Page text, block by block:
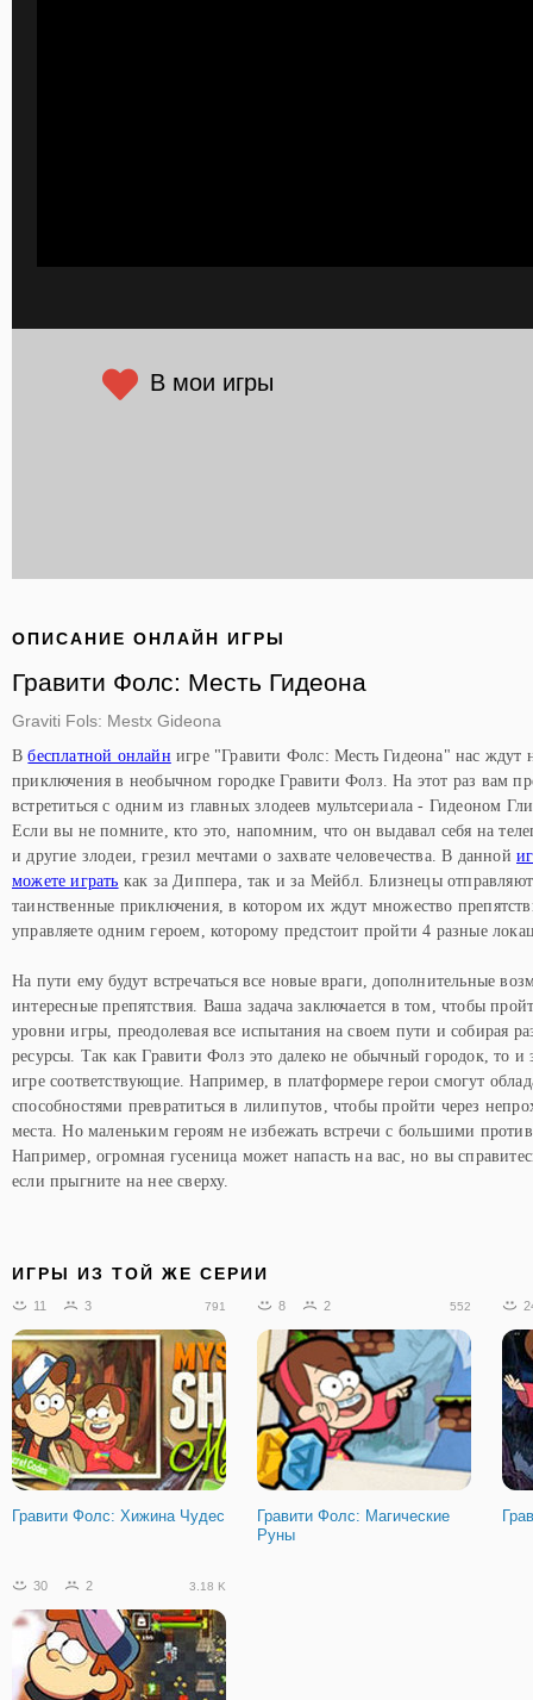
В мои игры
ОПИСАНИЕ ОНЛАЙН ИГРЫ
Гравити Фолс: Месть Гидеона
Graviti Fols: Mestx Gideona
Вбесплатной онлайн игре "Гравити Фолс: Месть Гидеона" нас ждут
приключения в необычном городке Гравити Фолз. На этот раз вам
встретиться с одним из главных злодеев мультсериала - Гидеоном
Если вы не помните, кто это, напомним, что он выдавал себя на
и другие злодеи, грезил мечтами о захвате человечества. В данной
можете играть как за Диппера, так и за Мейбл. Близнецы
таинственные приключения, в котором их ждут множество
управляете одним героем, которому предстоит пройти 4 разные
На пути ему будут встречаться все новые враги, дополнительные
интересные препятствия. Ваша задача заключается в том, чтобы
уровни игры, преодолевая все испытания на своем пути и собирая
ресурсы. Так как Гравити Фолз это далеко не обычный городок, то и
игре соответствующие. Например, в платформере герои смогут
способностями превратиться в лилипутов, чтобы пройти через
места. Но маленьким героям не избежать встречи с большими
Например, огромная гусеница может напасть на вас, но вы
если прыгните на нее сверху.
ИГРЫ ИЗ ТОЙ ЖЕ СЕРИИ
11 3 791
Гравити Фолс: Хижина Чудес
8 2 552
Гравити Фолс: Магические
Руны
30 2 3.18 K